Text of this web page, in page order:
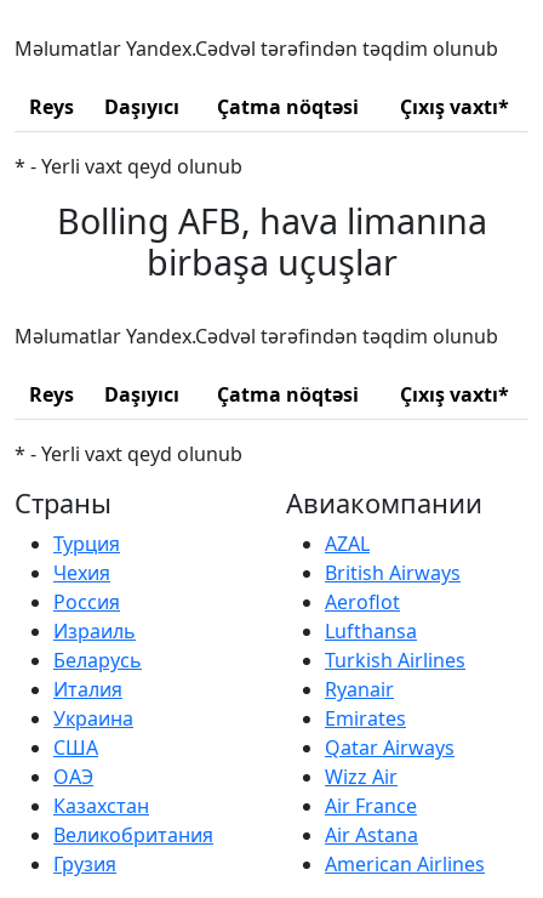
Məlumatlar Yandex.Cədvəl tərəfindən təqdim olunub
Reys Daşıyıcı Çatma nöqtəsi Çıxış vaxtı*
* - Yerli vaxt qeyd olunub
Bolling AFB, hava limanına
birbaşa uçuşlar
Məlumatlar Yandex.Cədvəl tərəfindən təqdim olunub
Reys Daşıyıcı Çatma nöqtəsi Çıxış vaxtı*
* - Yerli vaxt qeyd olunub
Страны
Турция
Чехия
Россия
Израиль
Беларусь
Италия
Украина
США
ОАЭ
Казахстан
Великобритания
Грузия
Авиакомпании
AZAL
British Airways
Aeroflot
Lufthansa
Turkish Airlines
Ryanair
Emirates
Qatar Airways
Wizz Air
Air France
Air Astana
American Airlines